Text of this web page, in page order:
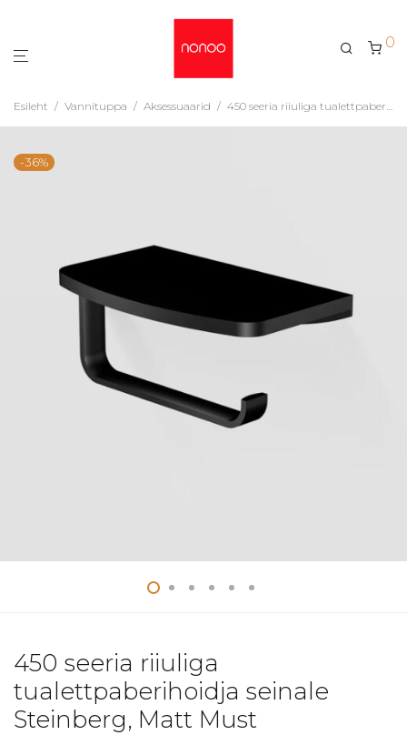
0
Esileht / Vannituppa / Aksessuaarid / 450 seeria riiuliga tualettpaberihoidja seinale Steinberg, Matt Must
-36%
450 seeria riiuliga
tualettpaberihoidja seinale
Steinberg, Matt Must